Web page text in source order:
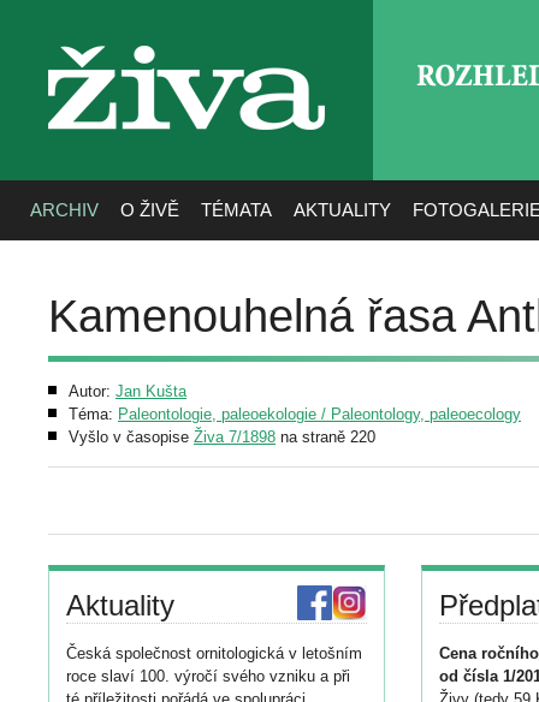
živa
ARCHIV O ŽIVĚ TÉMATA AKTUALITY
Kamenouhelná řasa
Autor: Jan Kušta
Téma: Paleontologie, paleoekologie / Paleontology, paleoecology
Vyšlo v časopise Živa 7/1898 na straně 220
Aktuality
Česká společnost ornitologická v letošním
roce slaví 100. výročí svého vzniku a při
Cena
od čísla 1/